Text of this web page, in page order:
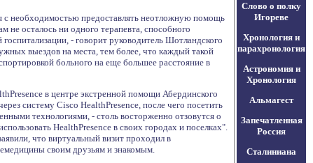
с необходимостью предоставлять неотложную помощь
осталось ни одного терапевта, способного
- говорит руководитель Шотландского
выездов на места, тем более, что каждый такой
больного на еще большее расстояние в
в центре экстренной помощи Абердинского
систему Cisco HealthPresence, после чего посетить
технологиями, - столь восторженно отзовутся о
HealthPresence в своих городах и поселках".
что виртуальный визит проходил в
своим друзьям и знакомым.
Слово о полку
Игореве
Хронология и
парахронология
Астрономия и
Хронология
Альмагест
Запечатленная
Россия
Сталиниана